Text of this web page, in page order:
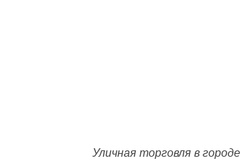
Уличная торговля в городе